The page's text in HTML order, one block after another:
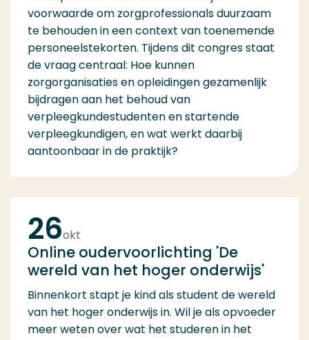
voorwaarde om zorgprofessionals duurzaam
te behouden in een context van toenemende
personeelstekorten. Tijdens dit congres staat
de vraag centraal: Hoe kunnen
zorgorganisaties en opleidingen gezamenlijk
bijdragen aan het behoud van
verpleegkundestudenten en startende
verpleegkundigen, en wat werkt daarbij
aantoonbaar in de praktijk?
Online oudervoorlichting 'De
wereld van het hoger onderwijs'
Binnenkort stapt je kind als student de wereld
van het hoger onderwijs in. Wil je als opvoeder
meer weten over wat het studeren in het
26okt